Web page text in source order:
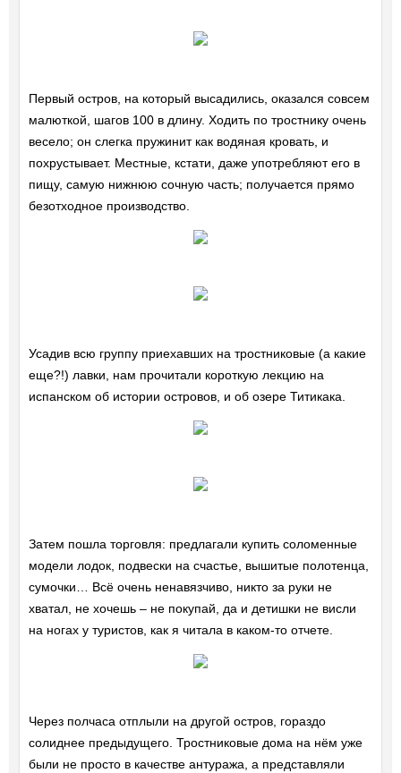
Первый остров, на который высадились, оказался совсем
малюткой, шагов 100 в длину. Ходить по тростнику очень
весело; он слегка пружинит как водяная кровать, и
похрустывает. Местные, кстати, даже употребляют его в
пищу, самую нижнюю сочную часть; получается прямо
безотходное производство.
Усадив всю группу приехавших на тростниковые (а какие
еще?!) лавки, нам прочитали короткую лекцию на
испанском об истории островов, и об озере Титикака.
Затем пошла торговля: предлагали купить соломенные
модели лодок, подвески на счастье, вышитые полотенца,
сумочки… Всё очень ненавязчиво, никто за руки не
хватал, не хочешь – не покупай, да и детишки не висли
на ногах у туристов, как я читала в каком-то отчете.
Через полчаса отплыли на другой остров, гораздо
солиднее предыдущего. Тростниковые дома на нём уже
были не просто в качестве антуража, а представляли